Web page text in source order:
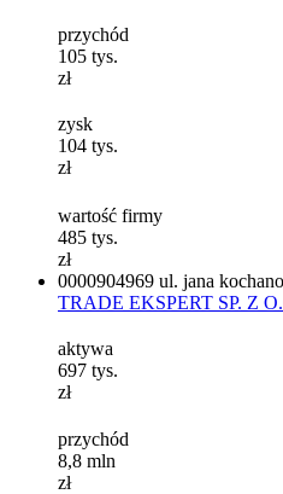
przychód
105 tys.
zł
zysk
104 tys.
zł
wartość firmy
485 tys.
zł
0000904969 ul. jana
TRADE EKSPERT SP. Z
aktywa
697 tys.
zł
przychód
8,8 mln
zł